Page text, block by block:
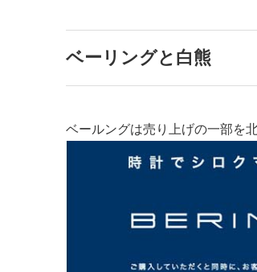
ベーリングと白熊
ベールングは売り上げの一部を